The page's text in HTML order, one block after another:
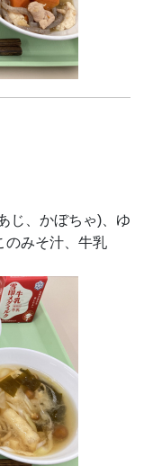
じ、かぼちゃ)、ゆ
のみそ汁、牛乳